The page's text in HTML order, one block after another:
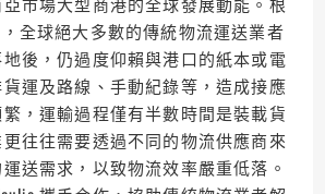
，全球絕大多數的傳統物流運送業者
後，仍過度仰賴與港口的紙本或電
運及路線、手動紀錄等，造成接應
，運輸過程僅有半數時間是裝載貨
往往需要透過不同的物流供應商來
送需求，以致物流效率嚴重低落。